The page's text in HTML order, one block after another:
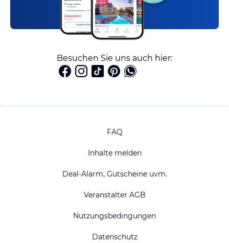
Besuchen Sie uns auch hier:
FAQ
Inhalte melden
Deal-Alarm, Gutscheine uvm.
Veranstalter AGB
Nutzungsbedingungen
Datenschutz